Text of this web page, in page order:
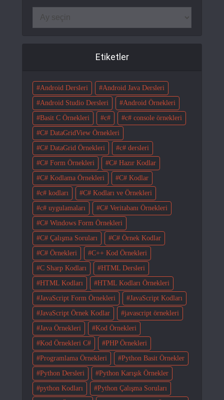
Etiketler
Android Dersleri
Android Java Dersleri
Android Studio Dersleri
Android Örnekleri
Basit C Örnekleri
c#
c# console örnekleri
C# DataGridView Örnekleri
C# DataGrid Örnekleri
c# dersleri
C# Form Örnekleri
C# Hazır Kodlar
C# Kodlama Örnekleri
C# Kodlar
c# kodları
C# Kodları ve Örnekleri
c# uygulamaları
C# Veritabanı Örnekleri
C# Windows Form Örnekleri
C# Çalışma Soruları
C# Örnek Kodlar
C# Örnekleri
C++ Kod Örnekleri
C Sharp Kodları
HTML Dersleri
HTML Kodları
HTML Kodları Örnekleri
JavaScript Form Örnekleri
JavaScript Kodları
JavaScript Örnek Kodlar
javascript örnekleri
Java Örnekleri
Kod Örnekleri
Kod Örnekleri C#
PHP Örnekleri
Programlama Örnekleri
Python Basit Örnekler
Python Dersleri
Python Karışık Örnekler
python Kodları
Python Çalışma Soruları